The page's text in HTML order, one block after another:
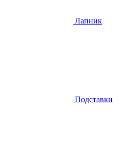
Лапник
Подставки